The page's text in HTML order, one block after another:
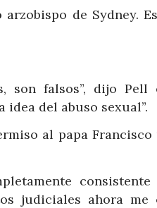
de Sydney.
son falsos”, dijo
idea del abuso sexual”.
al papa
judiciales ahora